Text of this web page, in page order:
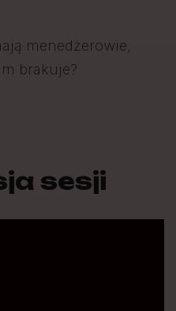
menedżerowie,
brakuje?
sesji